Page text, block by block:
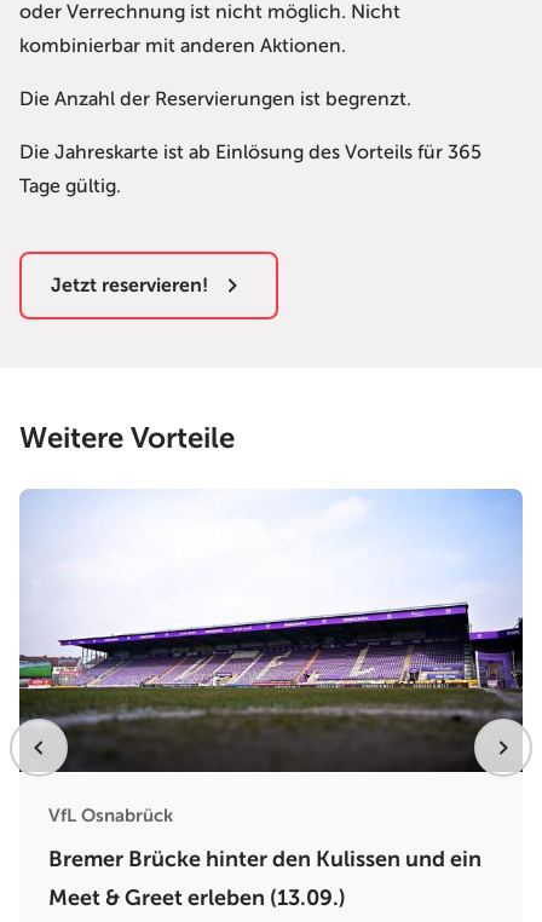
oder Verrechnung ist nicht möglich. Nicht
kombinierbar mit anderen Aktionen.
Die Anzahl der Reservierungen ist begrenzt.
Die Jahreskarte ist ab Einlösung des Vorteils für 365
Tage gültig.
Jetzt reservieren!
Weitere Vorteile
VfL Osnabrück
Bremer Brücke hinter den Kulissen und ein
Meet & Greet erleben (13.09.)